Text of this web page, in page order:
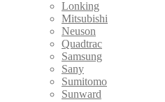
Lonking
Mitsubishi
Neuson
Quadtrac
Samsung
Sany
Sumitomo
Sunward